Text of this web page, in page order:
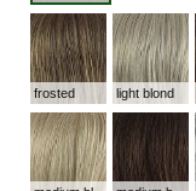
frosted light blond